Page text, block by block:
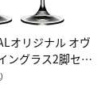
オリジナル オヴ
ングラス2脚セッ
ン）